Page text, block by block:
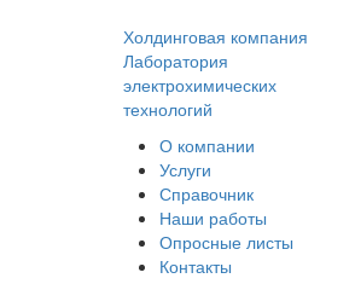
Холдинговая компания
Лаборатория
электрохимических
технологий
О компании
Услуги
Справочник
Наши работы
Опросные листы
Контакты